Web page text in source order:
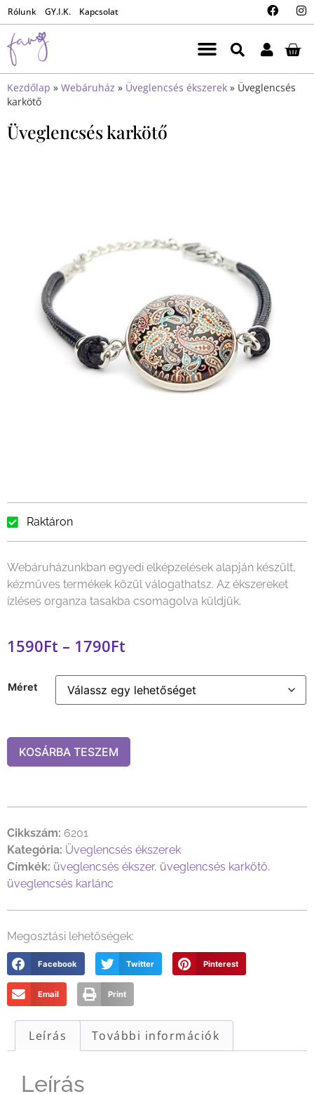
Rólunk GY.I.K. Kapcsolat
Kezdőlap » Webáruház » Üveglencsés ékszerek » Üveglencsés
karkötő
Üveglencsés karkötő
Raktáron
Webáruházunkban egyedi elképzelések alapján készült,
kézműves termékek közül válogathatsz. Az ékszereket
ízléses organza tasakba csomagolva küldjük.
1590Ft – 1790Ft
Méret
KOSÁRBA TESZEM
Cikkszám: 6201
Kategória: Üveglencsés ékszerek
Címkék: üveglencsés ékszer, üveglencsés karkötő,
üveglencsés karlánc
Megosztási lehetőségek:
Facebook Twitter Pinterest
Email Print
Leírás További információk
Leírás